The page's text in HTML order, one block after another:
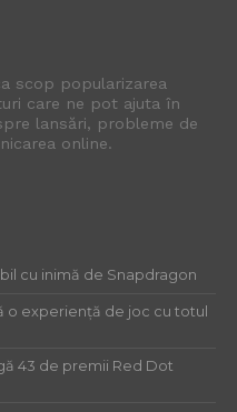
scop popularizarea
care ne pot ajuta în
lansări, probleme de
online.
cu inimă de Snapdragon
o experiență de joc cu totul
43 de premii Red Dot